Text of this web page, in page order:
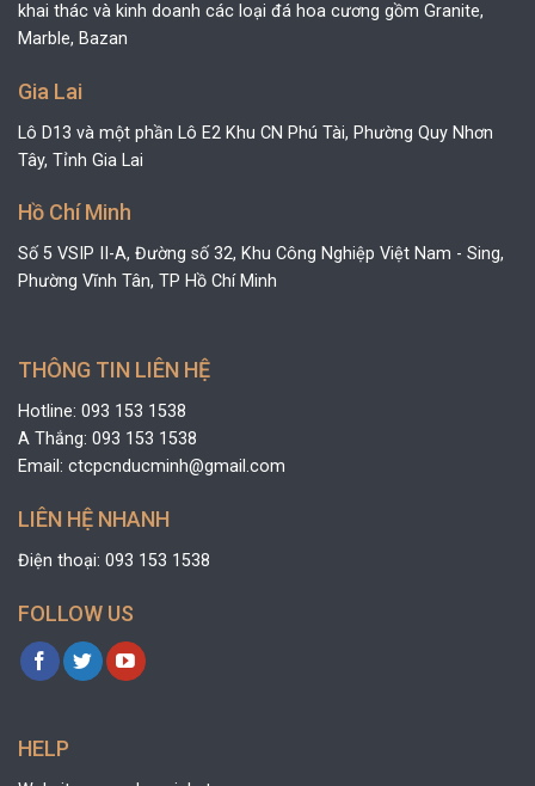
khai thác và kinh doanh các loại đá hoa cương gồm Granite,
Marble, Bazan
Gia Lai
Lô D13 và một phần Lô E2 Khu CN Phú Tài, Phường Quy Nhơn
Tây, Tỉnh Gia Lai
Hồ Chí Minh
Số 5 VSIP II-A, Đường số 32, Khu Công Nghiệp Việt Nam - Sing,
Phường Vĩnh Tân, TP Hồ Chí Minh
THÔNG TIN LIÊN HỆ
Hotline: 093 153 1538
A Thắng: 093 153 1538
Email: ctcpcnducminh@gmail.com
LIÊN HỆ NHANH
Điện thoại: 093 153 1538
FOLLOW US
HELP